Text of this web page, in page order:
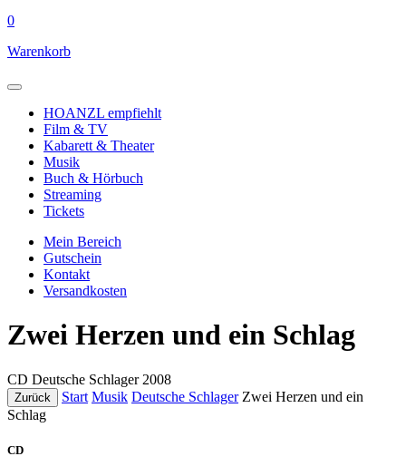
0
Warenkorb
HOANZL empfiehlt
Film & TV
Kabarett & Theater
Musik
Buch & Hörbuch
Streaming
Tickets
Mein Bereich
Gutschein
Kontakt
Versandkosten
Zwei Herzen und ein Schlag
CD Deutsche Schlager 2008
Zurück Start Musik Deutsche Schlager Zwei Herzen und ein
Schlag
CD